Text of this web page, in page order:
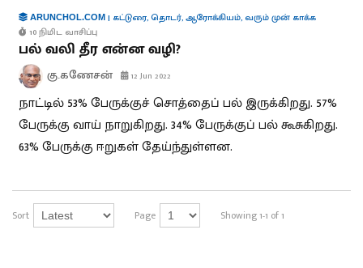
ARUNCHOL.COM | கட்டுரை,தொடர்,ஆரோக்கியம், வரும் முன் காக்க
10 நிமிட வாசிப்பு
பல் வலி தீர என்ன வழி?
கு.கணேசன் 12 Jun 2022
நாட்டில் 53% பேருக்குச் சொத்தைப் பல் இருக்கிறது. 57%
பேருக்கு வாய் நாறுகிறது. 34% பேருக்குப் பல் கூசுகிறது.
63% பேருக்கு ஈறுகள் தேய்ந்துள்ளன.
Sort Page Showing 1-1 of 1